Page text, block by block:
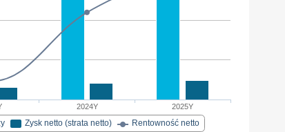
2024Y 2025Y
Zysk netto (strata netto) Rentowność netto